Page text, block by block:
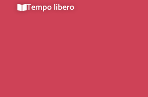
Tempo libero